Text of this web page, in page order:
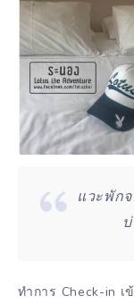
แวะพัก
ทำการ Check-in เ